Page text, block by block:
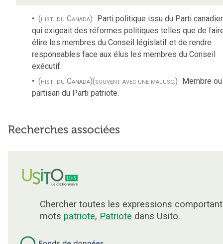
(hist. du Canada) Parti politique issu du Parti
qui exigeait des réformes politiques telles que de
élire les membres du Conseil législatif et de rendre
responsables face aux élus les membres du Conseil
exécutif.
(hist. du Canada)(souvent avec une majusc.) Membre ou
partisan du Parti patriote.
Recherches associées
Chercher toutes les expressions
mots patriote, Patriote dans Usito.